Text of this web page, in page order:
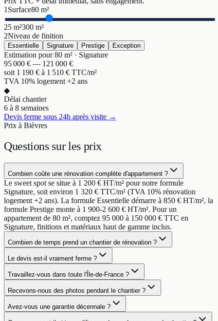
1Surface80 m²
25 m²300 m²
2Niveau de finition
Essentielle Signature Prestige Exception
Estimation pour80 m² · Signature
95 000 € — 121 000 €
soit 1 190 € à 1 510 € TTC/m²
TVA 10% logement +2 ans
◆
Délai chantier
6 à 8 semaines
Devis ferme sous 24h après visite →
Prix à Bièvres
Questions surles prix
Combien coûte une rénovation complète d'appartement ?
Le sweet spot se situe à 1 200 € HT/m² pour notre formule
Signature, soit environ 1 320 € TTC/m² (TVA 10% rénovation
logement +2 ans). La formule Essentielle démarre à 850 € HT/m², la
formule Prestige monte à 1 900-2 600 € HT/m². Pour un
appartement de 80 m², comptez 95 000 à 150 000 € TTC en
Signature, finitions et matériaux haut de gamme inclus.
Combien de temps prend un chantier de rénovation ?
Le devis est-il vraiment ferme ?
Travaillez-vous dans toute l'Île-de-France ?
Recevons-nous des photos pendant le chantier ?
Avez-vous une garantie décennale ?